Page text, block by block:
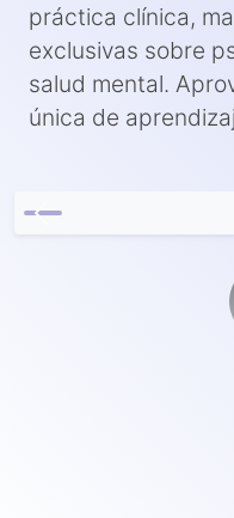
práctica clínica,
exclusivas sobre
salud mental.
única de